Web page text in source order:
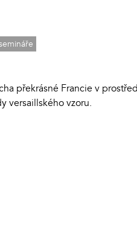
překrásné Francie v
versaillského vzoru.